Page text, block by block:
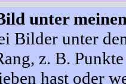
unter
Bilder unter
z. B.
hast oder